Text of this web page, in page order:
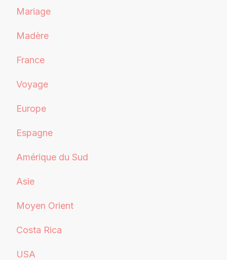
Mariage
Madère
France
Voyage
Europe
Espagne
Amérique du Sud
Asie
Moyen Orient
Costa Rica
USA